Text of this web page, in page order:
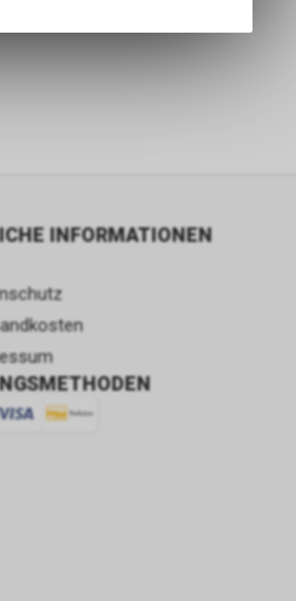
INFORMATIONEN